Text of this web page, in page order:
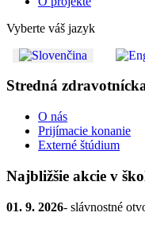
Vyberte váš jazyk
Stredná
O nás
Prijímacie konanie
Externé štúdium
Najbližšie akcie v
01. 9. 2026- slávnostné